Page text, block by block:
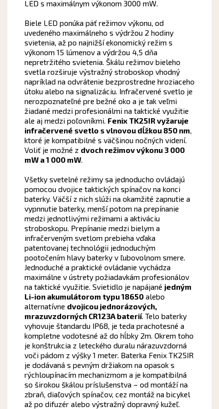
LED s maximálnym výkonom 3000 mW.
Biele LED ponúka päť režimov výkonu, od
uvedeného maximálneho s výdržou 2 hodiny
svietenia, až po najnižší ekonomický režim s
výkonom 15 lúmenov a výdržou 4,5 dňa
nepretržitého svietenia. Škálu režimov bieleho
svetla rozširuje výstražný stroboskop vhodný
napríklad na odvrátenie bezprostredne hroziaceho
útoku alebo na signalizáciu. Infračervené svetlo je
nerozpoznateľné pre bežné oko a je tak veľmi
žiadané medzi profesionálmi na taktické využitie
ale aj medzi poľovníkmi. Fenix TK25IR vyžaruje
infračervené svetlo s vlnovou dĺžkou 850 nm
ktoré je kompatibilné s väčšinou nočných videní.
Voliť je možné z dvoch režimov výkonu 3 000
mW a 1 000 mW.
Všetky svetelné režimy sa jednoducho ovládajú
pomocou dvojice taktických spínačov na konci
baterky. Väčší z nich slúži na okamžité zapnutie a
vypnnutie baterky, menší potom na prepínanie
medzi jednotlivými režimami a aktiváciu
stroboskopu. Prepínanie medzi bielym a
infračerveným svetlom prebieha vďaka
patentovanej technológii jednoduchým
pootočením hlavy baterky v ľubovolnom smere.
Jednoduché a praktické ovládanie vychádza
maximálne v ústrety požiadavkám profesionálov
na taktické využitie. Svietidlo je napájané jedným
Li-ion akumulátorom typu 18650alebo
alternatívne dvojicou jednorázových,
mrazuvzdorných CR123A baterií. Telo baterky
vyhovuje štandardu IP68, je teda prachotesné a
kompletne vodotesné až do hĺbky 2m. Okrem toho
je konštrukcia z leteckého duralu nárazuvzdorná
voči pádom z výšky 1 meter. Baterka Fenix TK25IR
je dodávaná s pevným držiakom na opasok s
rýchloupínacím mechanizmom a je kompatibilná
so širokou škálou príslušenstva – od montáží na
zbraň, diaľových spínačov, cez montáž na bicykel
až po difuzér alebo výstražný dopravný kužeľ.